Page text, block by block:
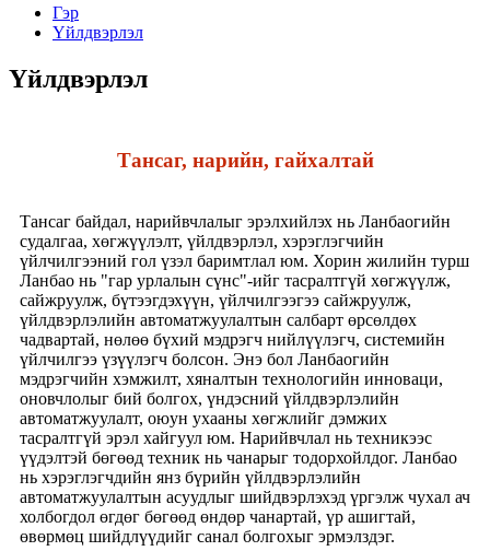
Гэр
Үйлдвэрлэл
Үйлдвэрлэл
Тансаг, нарийн, гайхалтай
Тансаг байдал, нарийвчлалыг эрэлхийлэх нь Ланбаогийн
судалгаа, хөгжүүлэлт, үйлдвэрлэл, хэрэглэгчийн
үйлчилгээний гол үзэл баримтлал юм. Хорин жилийн турш
Ланбао нь "гар урлалын сүнс"-ийг тасралтгүй хөгжүүлж,
сайжруулж, бүтээгдэхүүн, үйлчилгээгээ сайжруулж,
үйлдвэрлэлийн автоматжуулалтын салбарт өрсөлдөх
чадвартай, нөлөө бүхий мэдрэгч нийлүүлэгч, системийн
үйлчилгээ үзүүлэгч болсон. Энэ бол Ланбаогийн
мэдрэгчийн хэмжилт, хяналтын технологийн инноваци,
оновчлолыг бий болгох, үндэсний үйлдвэрлэлийн
автоматжуулалт, оюун ухааны хөгжлийг дэмжих
тасралтгүй эрэл хайгуул юм. Нарийвчлал нь техникээс
үүдэлтэй бөгөөд техник нь чанарыг тодорхойлдог. Ланбао
нь хэрэглэгчдийн янз бүрийн үйлдвэрлэлийн
автоматжуулалтын асуудлыг шийдвэрлэхэд үргэлж чухал ач
холбогдол өгдөг бөгөөд өндөр чанартай, үр ашигтай,
өвөрмөц шийдлүүдийг санал болгохыг эрмэлздэг.